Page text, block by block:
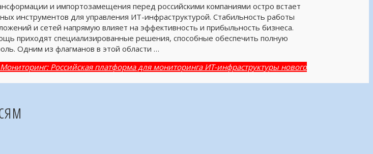
и импортозамещения перед российскими компаниями остро встает
инструментов для управления ИТ-инфраструктурой. Стабильность работы
и сетей напрямую влияет на эффективность и прибыльность бизнеса.
приходят специализированные решения, способные обеспечить полную
Одним из флагманов в этой области …
Мониторинг: Российская платформа для мониторинга ИТ-инфраструктуры нового